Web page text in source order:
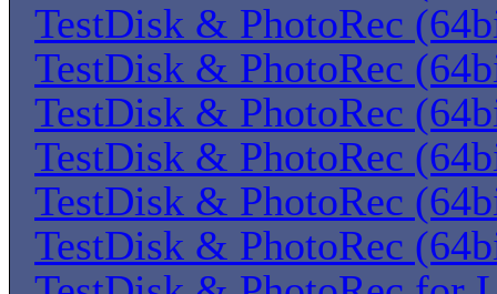
TestDisk & PhotoRec
TestDisk & PhotoRec
TestDisk & PhotoRec
TestDisk & PhotoRec
TestDisk & PhotoRec
TestDisk & PhotoRec